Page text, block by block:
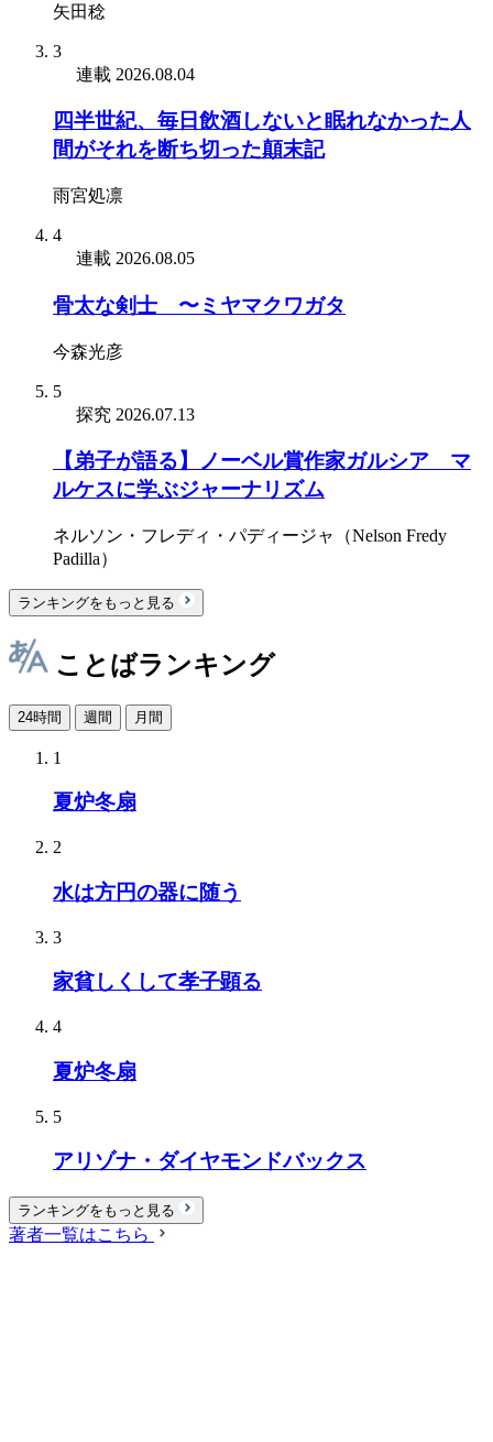
矢田稔
3
連載 2026.08.04
四半世紀、毎日飲酒しないと眠れなかった人
間がそれを断ち切った顛末記
雨宮処凛
4
連載 2026.08.05
骨太な剣士 〜ミヤマクワガタ
今森光彦
5
探究 2026.07.13
【弟子が語る】ノーベル賞作家ガルシア゠マ
ルケスに学ぶジャーナリズム
ネルソン・フレディ・パディージャ（Nelson Fredy
Padilla）
ランキングをもっと見る
ことばランキング
24時間 週間 月間
1
夏炉冬扇
2
水は方円の器に随う
3
家貧しくして孝子顕る
4
夏炉冬扇
5
アリゾナ・ダイヤモンドバックス
ランキングをもっと見る
著者一覧はこちら